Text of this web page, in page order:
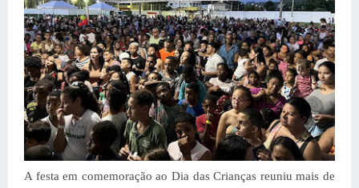
A festa em comemoração ao Dia das Crianças reuniu mais de